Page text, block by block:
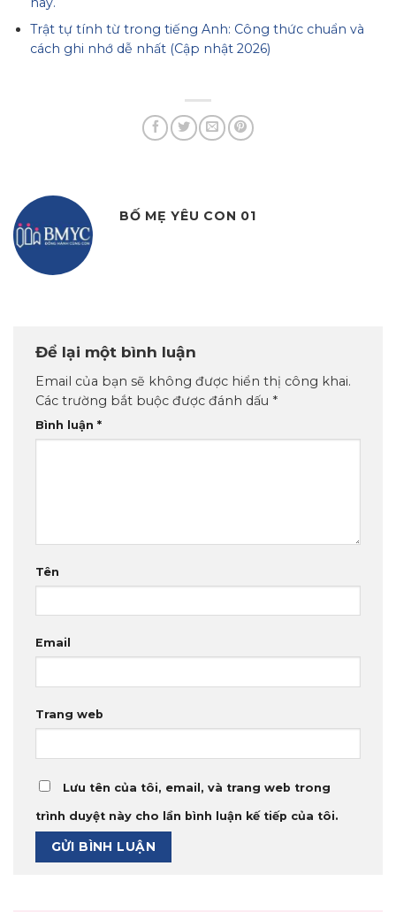
Trật tự tính từ trong tiếng Anh: Công thức chuẩn và
cách ghi nhớ dễ nhất (Cập nhật 2026)
BỐ MẸ YÊU CON 01
Để lại một bình luận
Email của bạn sẽ không được hiển thị công khai.
Các trường bắt buộc được đánh dấu *
Bình luận *
Tên
Email
Trang web
Lưu tên của tôi, email, và trang web trong
trình duyệt này cho lần bình luận kế tiếp của tôi.